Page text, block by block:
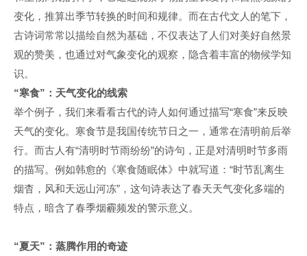
变化，推算出季节转换的时间和规律。而在古代文人的笔下，
古诗词常常以描绘自然为基础，不仅表达了人们对美好自然景
观的赞美，也通过对气象变化的观察，隐含着丰富的物候学知
识。
“寒食”：天气变化的线索
举个例子，我们来看看古代的诗人如何通过描写“寒食”来反映
天气的变化。寒食节是我国传统节日之一，通常在清明前后举
行。而古人有“清明时节雨纷纷”的诗句，正是对清明时节多雨
的描写。例如韩愈的《寒食随眠体》中就写道：“时节乱离生
烟杳，风和天远山河冻”，这句诗表达了春天天气变化多端的
特点，暗含了春季烟霾频发的警示意义。
“夏天”：蒸腾作用的奇迹